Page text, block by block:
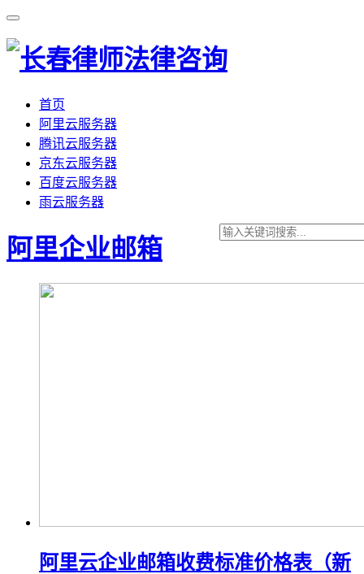
首页
阿里云服务器
腾讯云服务器
京东云服务器
百度云服务器
雨云服务器
阿里企业邮箱
阿里云企业邮箱收费标准价格表（新